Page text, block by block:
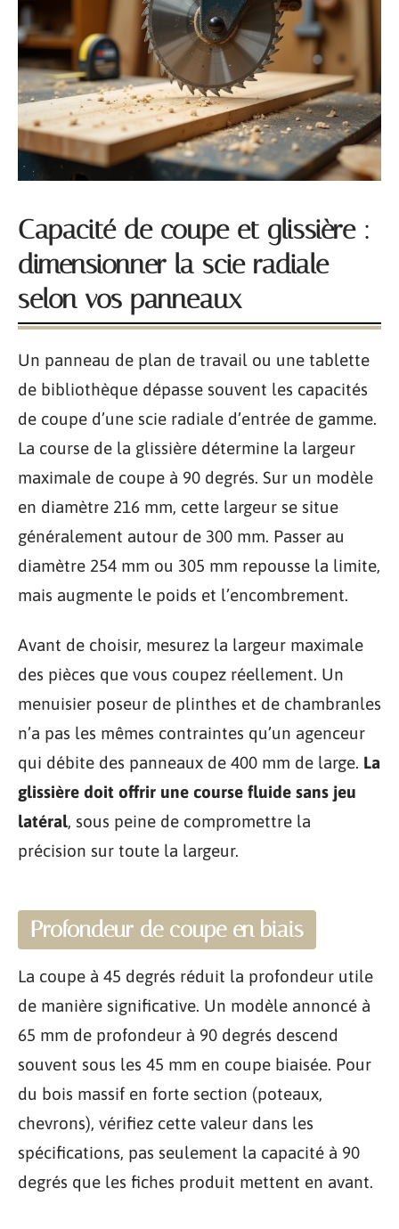
Capacité de coupe et glissière :
dimensionner la scie radiale
selon vos panneaux
Un panneau de plan de travail ou une tablette
de bibliothèque dépasse souvent les capacités
de coupe d’une scie radiale d’entrée de gamme.
La course de la glissière détermine la largeur
maximale de coupe à 90 degrés. Sur un modèle
en diamètre 216 mm, cette largeur se situe
généralement autour de 300 mm. Passer au
diamètre 254 mm ou 305 mm repousse la limite,
mais augmente le poids et l’encombrement.
Avant de choisir, mesurez la largeur maximale
des pièces que vous coupez réellement. Un
menuisier poseur de plinthes et de chambranles
n’a pas les mêmes contraintes qu’un agenceur
qui débite des panneaux de 400 mm de large. La
glissière doit offrir une course fluide sans jeu
latéral, sous peine de compromettre la
précision sur toute la largeur.
Profondeur de coupe en biais
La coupe à 45 degrés réduit la profondeur utile
de manière significative. Un modèle annoncé à
65 mm de profondeur à 90 degrés descend
souvent sous les 45 mm en coupe biaisée. Pour
du bois massif en forte section (poteaux,
chevrons), vérifiez cette valeur dans les
spécifications, pas seulement la capacité à 90
degrés que les fiches produit mettent en avant.